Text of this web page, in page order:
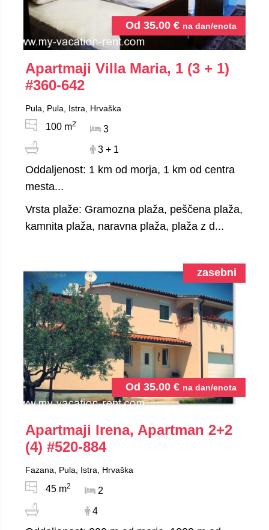
Od 35.00 € na dan/enota
Apartmaji Villa Maria, 1 (3 + 1)
#360-642
Pula, Pula, Istra, Hrvaška
100 m2
3
3 + 1
Oddaljenost: 1 km od morja, 1 km od centra
mesta...
Vrsta plaže: Gramozna plaža, peščena plaža,
kamnita plaža, naravna plaža, plaža z d...
Od 35.00 € na dan/enota
zasebni
Apartmaji Irena, Apartman 2+2
(4) #520-884
Fazana, Pula, Istra, Hrvaška
45 m2
2
4